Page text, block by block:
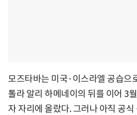
모즈타바는 미국·이스라엘 공습으
톨라 알리 하메네이의 뒤를 이어 3
자 자리에 올랐다. 그러나 아직 공